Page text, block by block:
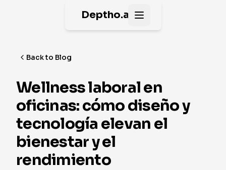
Deptho.ai Open main menu
Back to Blog
Wellness laboral en
oficinas: cómo diseño y
tecnología elevan el
bienestar y el
rendimiento